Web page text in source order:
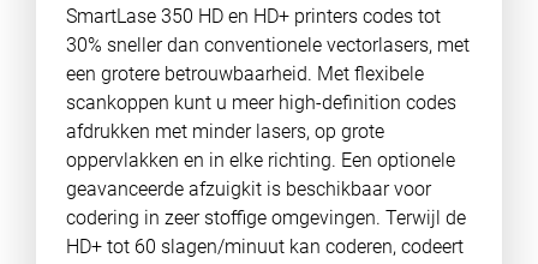
SmartLase 350 HD en HD+ printers codes tot
30% sneller dan conventionele vectorlasers, met
een grotere betrouwbaarheid. Met flexibele
scankoppen kunt u meer high-definition codes
afdrukken met minder lasers, op grote
oppervlakken en in elke richting. Een optionele
geavanceerde afzuigkit is beschikbaar voor
codering in zeer stoffige omgevingen. Terwijl de
HD+ tot 60 slagen/minuut kan coderen, codeert